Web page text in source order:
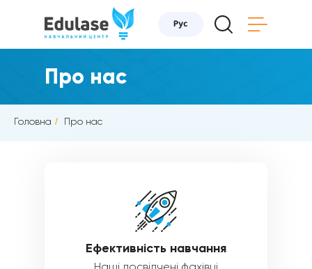
Про нас
Головна / Про нас
Ефективність навчання